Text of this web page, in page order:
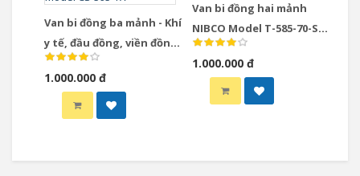
Van bi đồng ba mảnh - Khí
y tế, đầu đồng, viền đồng,
hiệu NIBCO Mỹ Model CS-
595-YX
1.000.000 đ
Van bi đồng hai mảnh
NIBCO Model T-585-70-SV -
Thân ren, Đầu hàn
1.000.000 đ